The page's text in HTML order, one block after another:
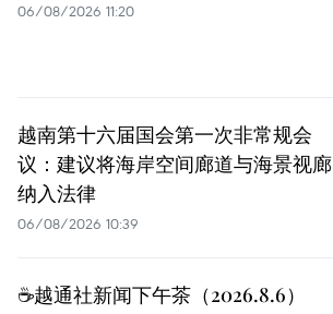
06/08/2026 11:20
越南第十六届国会第一次非常规会
议：建议将海岸空间廊道与海景视廊
纳入法律
06/08/2026 10:39
☕️越通社新闻下午茶（2026.8.6）